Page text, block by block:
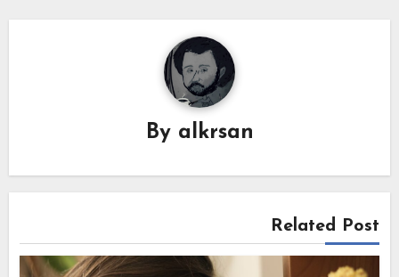
By alkrsan
Related Post